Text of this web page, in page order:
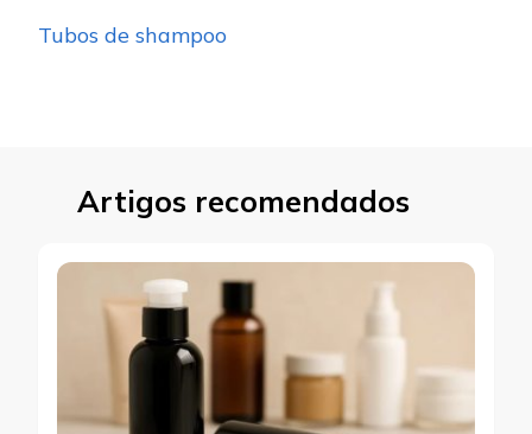
Tubos de shampoo
Artigos recomendados